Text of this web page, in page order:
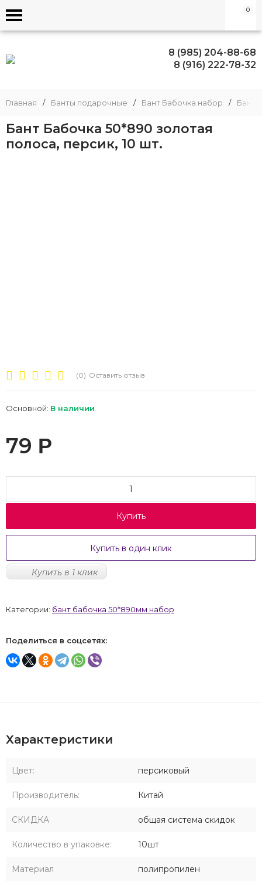
0
8 (985) 204-88-68
8 (916) 222-78-32
Главная / Банты подарочные / Бант Бабочка набор / Бант
Бант Бабочка 50*890 золотая
полоса, персик, 10 шт.
(0) Оставить отзыв
Основной: В наличии
79 Р
Купить
Купить в один клик
Купить в 1 клик
Категории: бант бабочка 50*890мм набор
Поделиться в соцсетях:
Характеристики
Цвет: персиковый
Производитель: Китай
СКИДКА общая система скидок
Количество в упаковке: 10шт
Материал полипропилен